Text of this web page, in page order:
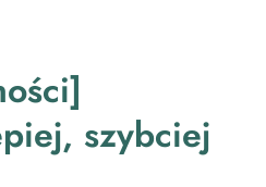
szybciej